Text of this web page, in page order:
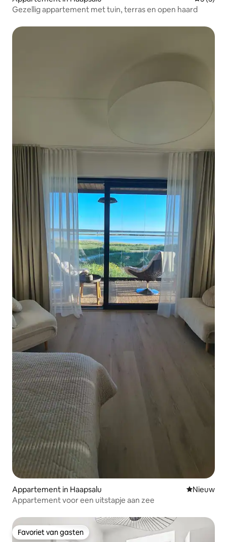
Gezellig appartement met tuin, terras en open haard
Appartement in Haapsalu Nieuwe
Nieuw
Appartement voor een uitstapje aan zee
Favoriet van gasten
Favoriet van gasten